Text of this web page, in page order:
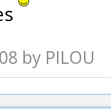
by PILOU